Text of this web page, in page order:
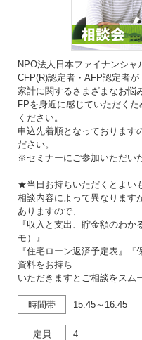
NPO法人日本ファイナンシ
CFP(R)認定者・AFP認定者が
家計に関するさまざまなお悩
FPを身近に感じていただく
ください。
申込先着順となっております
ださい。
※セミナーにご参加いただい
★当日お持ちいただくとよい
相談内容によって異なります
ありますので、
『収入と支出、貯金額のわ
モ）』
『住宅ローン返済予定表』
資料をお持ち
いただきますとご相談をスム
時間帯 15:45～16:45
定員 4